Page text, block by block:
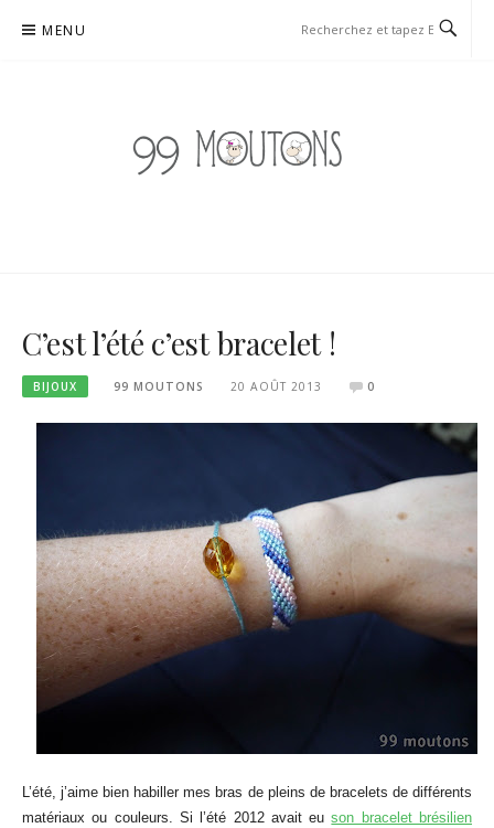
MENU
C’est l’été c’est bracelet !
BIJOUX 99 MOUTONS 20 AOÛT 2013 0
L’été, j’aime bien habiller mes bras de pleins de bracelets de différents
matériaux ou couleurs. Si l’été 2012 avait euson bracelet brésilien